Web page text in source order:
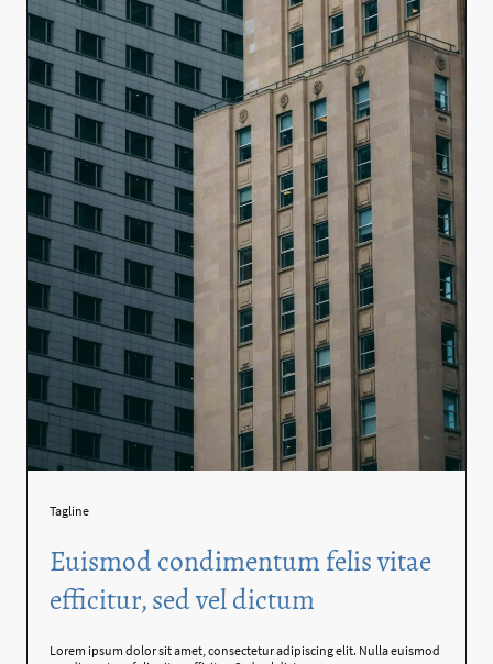
Tagline
Euismod condimentum felis vitae
efficitur, sed vel dictum
Lorem ipsum dolor sit amet, consectetur adipiscing elit. Nulla euismod